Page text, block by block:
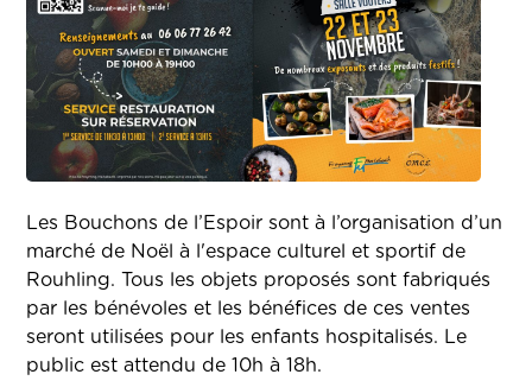
Les Bouchons de l’Espoir sont à l’organisation d’un
marché de Noël à l'espace culturel et sportif de
Rouhling. Tous les objets proposés sont fabriqués
par les bénévoles et les bénéfices de ces ventes
seront utilisées pour les enfants hospitalisés. Le
public est attendu de 10h à 18h.